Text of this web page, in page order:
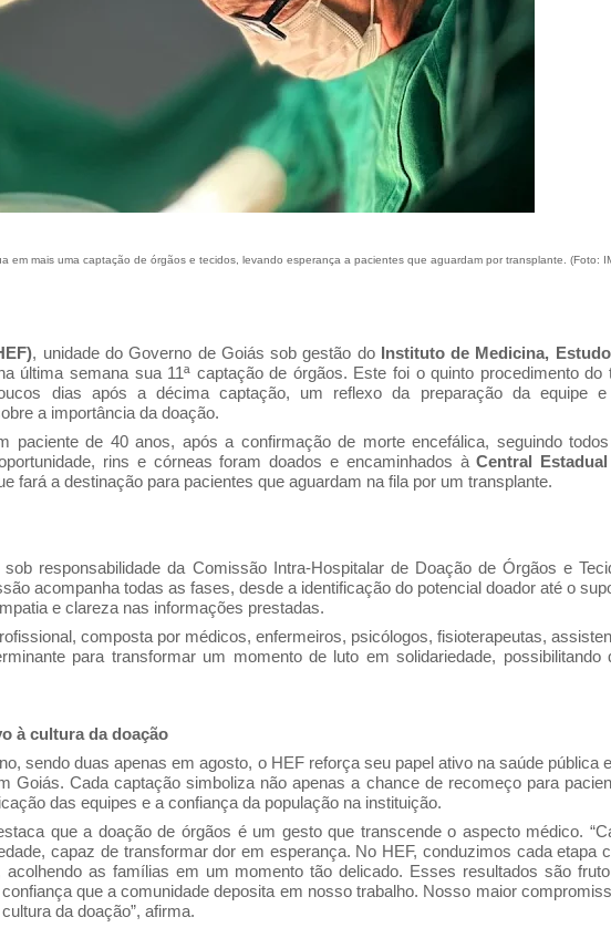
em mais uma captação de órgãos e tecidos, levando esperança a pacientes que aguardam por transplante. (Foto:
, unidade do Governo de Goiás sob gestão do Instituto de Medicina,
última semana sua 11ª captação de órgãos. Este foi o quinto procedimento do
dias após a décima captação, um reflexo da preparação da equipe
a importância da doação.
paciente de 40 anos, após a confirmação de morte encefálica, seguindo
rins e córneas foram doados e encaminhados àCentral
fará a destinação para pacientes que aguardam na fila por um transplante.
responsabilidade da Comissão Intra-Hospitalar de Doação de Órgãos e
acompanha todas as fases, desde a identificação do potencial doador até o
e clareza nas informações prestadas.
composta por médicos, enfermeiros, psicólogos, fisioterapeutas,
para transformar um momento de luto em solidariedade, possibilitando
à cultura da doação
sendo duas apenas em agosto, o HEF reforça seu papel ativo na saúde pública
Goiás. Cada captação simboliza não apenas a chance de recomeço para
das equipes e a confiança da população na instituição.
que a doação de órgãos é um gesto que transcende o aspecto médico.
capaz de transformar dor em esperança. No HEF, conduzimos cada etapa
acolhendo as famílias em um momento tão delicado. Esses resultados são
que a comunidade deposita em nosso trabalho. Nosso maior
da doação”, afirma.